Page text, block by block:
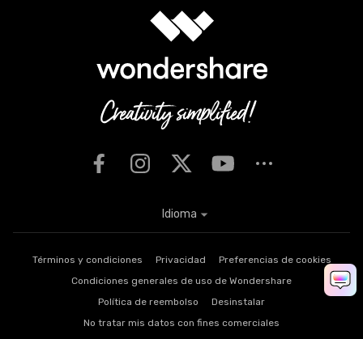
Términos y condiciones Privacidad
Preferencias de cookies
Condiciones generales de uso de Wondershare
Política de reembolso
Desinstalar
No tratar mis datos con fines comerciales
Idioma